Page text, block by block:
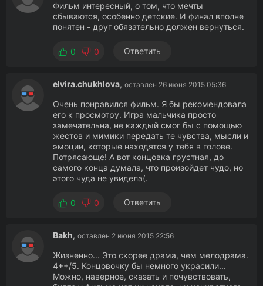
Фильм интересный, о том, что мечты
сбываются, особенно детские. И финал вполне
понятен - друг обязательно должен вернуться.
0 0 Ответить
elvira.chukhlova, оставлен 26 июня 2015 05:36
Очень понравился фильм. Я бы рекомендовала
его к просмотру. Игра мальчика просто
замечательна, не каждый смог бы с помощью
жестов и мимики передать те чувства, мысли и
эмоции, которые находятся у тебя в голове.
Потрясающе! А вот концовка грустная, до
самого конца думала, что произойдет чудо, но
этого чуда не увидела(.
0 0 Ответить
Bakh, оставлен 2 июня 2015 22:56
Жизненно... Это скорее драма, чем мелодрама.
4++/5. Концовочку бы немного украсили...
Можно, наверное, сказать и почувствовать,